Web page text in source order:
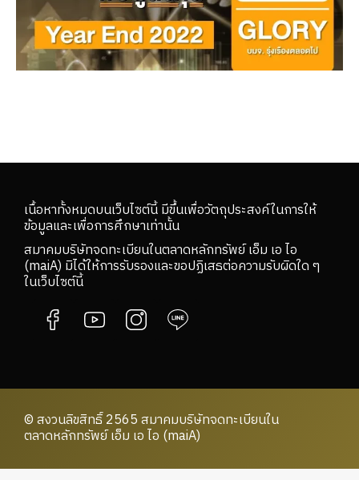
เนื้อหาทั้งหมดบนเว็บไซต์นี้ มีขึ้นเพื่อวัตถุประสงค์ในการให้
ข้อมูลและเพื่อการศึกษาเท่านั้น
สมาคมบริษัทจดทะเบียนในตลาดหลักทรัพย์ เอ็ม เอ ไอ
(maiA) มิได้ให้การรับรองและขอปฏิเสธต่อความรับผิดใด ๆ
ในเว็บไซต์นี้
© สงวนลิขสิทธิ์ 2565 สมาคมบริษัทจดทะเบียนใน
ตลาดหลักทรัพย์ เอ็ม เอ ไอ (maiA)